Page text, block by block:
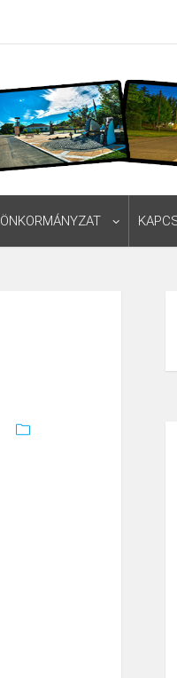
ÖNKORMÁNYZAT